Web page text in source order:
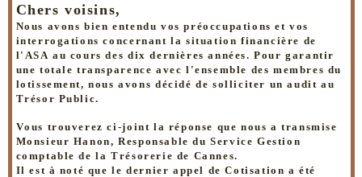
Chers voisins,
Nous avons bien entendu vos préoccupations et vos
interrogations concernant la situation financière de
l'ASA au cours des dix dernières années. Pour garantir
une totale transparence avec l'ensemble des membres du
lotissement, nous avons décidé de solliciter un audit au
Trésor Public.
Vous trouverez ci-joint la réponse que nous a transmise
Monsieur Hanon, Responsable du Service Gestion
comptable de la Trésorerie de Cannes.
Il est à noté que le dernier appel de Cotisation a été